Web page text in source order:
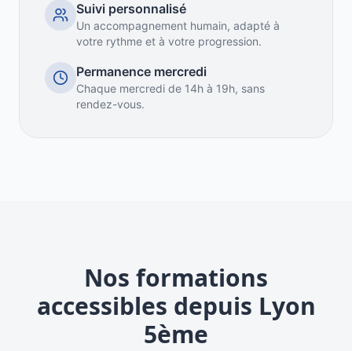
Suivi personnalisé
Un accompagnement humain, adapté à
votre rythme et à votre progression.
Permanence mercredi
Chaque mercredi de 14h à 19h, sans
rendez-vous.
Nos formations
accessibles depuis Lyon
5ème